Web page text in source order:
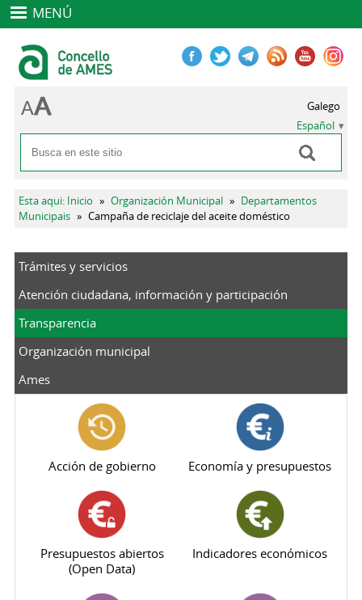
MENÚ
Formulario de búsqueda
Buscar
Galego
Español
Se encuentra usted aquí
Esta aqui: Inicio » Organización Municipal » Departamentos
Municipais » Campaña de reciclaje del aceite doméstico
Trámites y servicios
Atención ciudadana, información y participación
Transparencia
Organización municipal
Ames
Acción de gobierno Economía y presupuestos
Presupuestos abiertos
(Open Data)
Indicadores económicos